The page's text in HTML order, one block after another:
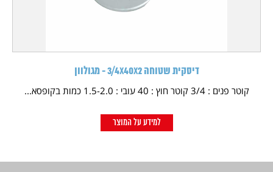
דיסקית שטוחה 3/4X40X2 - מגולוון
קוטר פנים : 3/4 קוטר חוץ : 40 עובי : 1.5-2.0 כמות בקופסא...
למידע על המוצר